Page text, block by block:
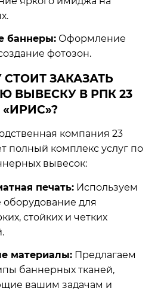
баннеры: Оформление
фотозон.
ЗАКАЗАТЬ
ВЫВЕСКУ В РПК 23
«ИРИС»?
компания 23
полный комплекс услуг по
вывесок:
печать: Используем
для
стойких и четких
материалы: Предлагаем
баннерных тканей,
вашим задачам и